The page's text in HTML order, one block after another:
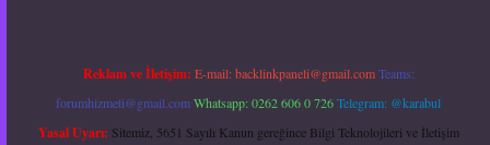
Reklam ve İletişim: E-mail:backlinkpaneli@gmail.com Teams:
forumhizmeti@gmail.comWhatsapp: 0262 606 0 726Telegram: @karabul
Yasal Uyarı: Sitemiz, 5651 Sayılı Kanun gereğince Bilgi Teknolojileri ve İletişim